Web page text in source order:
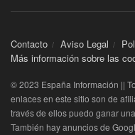
Contacto Aviso Legal
Más información sobre las
© 2023 España Información ||
enlaces en este sitio son de
través de ellos puedo ganar
También hay anuncios de